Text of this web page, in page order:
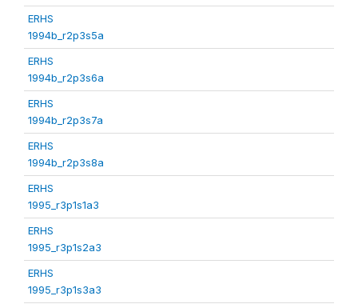
ERHS
1994b_r2p3s5a
ERHS
1994b_r2p3s6a
ERHS
1994b_r2p3s7a
ERHS
1994b_r2p3s8a
ERHS
1995_r3p1s1a3
ERHS
1995_r3p1s2a3
ERHS
1995_r3p1s3a3